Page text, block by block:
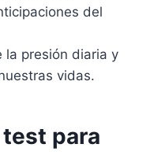
del
la presión diaria y
vidas.
para